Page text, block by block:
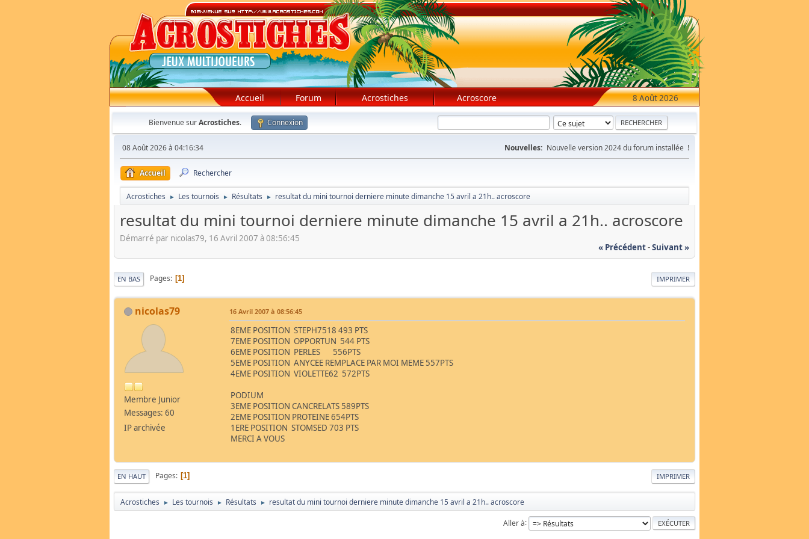
Accueil Forum Acrostiches Acroscore 8 Août 2026
Bienvenue surAcrostiches. Connexion
08 Août 2026 à 04:16:34 Nouvelles: Nouvelle version 2024 du forum installée !
Accueil Rechercher
Acrostiches ► Les tournois ► Résultats ► resultat du mini tournoi derniere minute dimanche 15 avril a 21h.. acroscore
resultat du mini tournoi derniere minute dimanche 15 avril a 21h.. acroscore
Démarré par nicolas79, 16 Avril 2007 à 08:56:45
« Précédent-Suivant »
IMPRIMER
EN BAS Pages 1
nicolas79
Membre Junior
Messages: 60
IP archivée
16 Avril 2007 à 08:56:45
8EME POSITION STEPH7518 493 PTS
7EME POSITION OPPORTUN 544 PTS
6EME POSITION PERLES 556PTS
5EME POSITION ANYCEE REMPLACE PAR MOI MEME 557PTS
4EME POSITION VIOLETTE62 572PTS
PODIUM
3EME POSITION CANCRELATS 589PTS
2EME POSITION PROTEINE 654PTS
1ERE POSITION STOMSED 703 PTS
MERCI A VOUS
IMPRIMER
EN HAUT Pages 1
Acrostiches ► Les tournois ► Résultats ► resultat du mini tournoi derniere minute dimanche 15 avril a 21h.. acroscore
Aller à